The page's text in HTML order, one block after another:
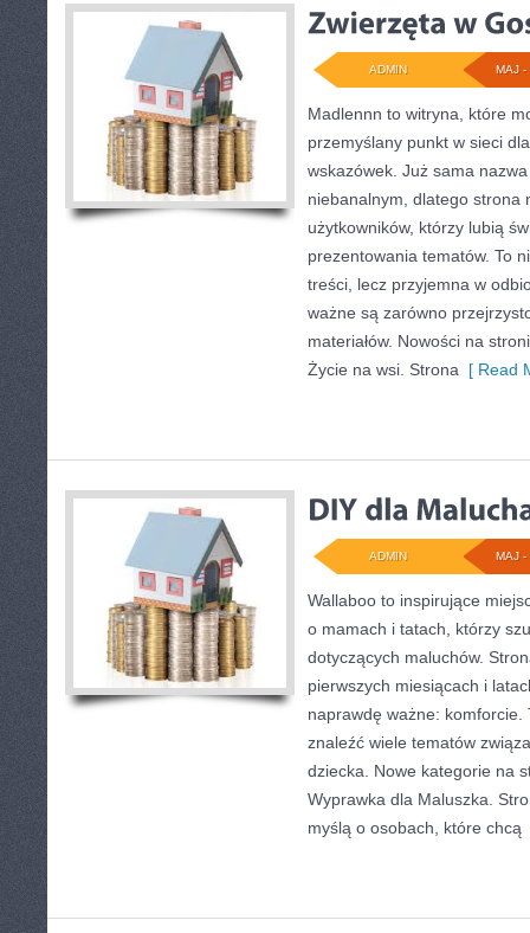
MAJ -
ADMIN
Madlennn to witryna, które
przemyślany punkt w sieci
wskazówek. Już sama
niebanalnym, dlatego strona
użytkowników, którzy lubią
prezentowania tematów. To
treści, lecz przyjemna w
ważne są zarówno
materiałów. Nowości na
Życie na wsi. Strona [ Read
MAJ -
ADMIN
Wallaboo to inspirujące
o mamach i tatach, którzy
dotyczących maluchów.
pierwszych miesiącach i
naprawdę ważne: komforcie.
znaleźć wiele tematów
dziecka. Nowe kategorie na
Wyprawka dla Maluszka.
myślą o osobach, które chcą